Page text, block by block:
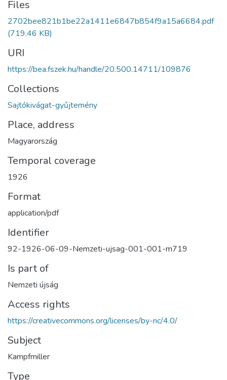
Files
2702bee821b1be22a1411e6847b854f9a15a6684.pdf
(719.46 KB)
URI
https://bea.fszek.hu/handle/20.500.14711/109876
Collections
Sajtókivágat-gyűjtemény
Place, address
Magyarország
Temporal coverage
1926
Format
application/pdf
Identifier
92-1926-06-09-Nemzeti-ujsag-001-001-m719
Is part of
Nemzeti újság
Access rights
https://creativecommons.org/licenses/by-nc/4.0/
Subject
Kampfmiller
Type